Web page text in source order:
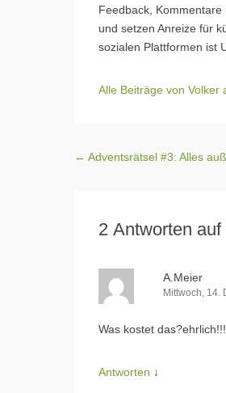
Feedback,
und setzen Anreize für
sozialen Plattformen ist
Alle Beiträge von Volker
Beitragsnavigation
← Adventsrätsel #3: Alles
2 Antworten auf
A.Meier
Mittwoch, 14.
Was kostet
Antworten ↓